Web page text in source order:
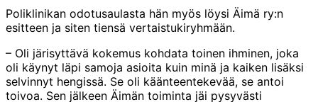
Poliklinikan odotusaulasta hän myös löysi Äimä ry:n
esitteen ja siten tiensä vertaistukiryhmään.
– Oli järisyttävä kokemus kohdata toinen ihminen, joka
oli käynyt läpi samoja asioita kuin minä ja kaiken lisäksi
selvinnyt hengissä. Se oli käänteentekevää, se antoi
toivoa. Sen jälkeen Äimän toiminta jäi pysyvästi